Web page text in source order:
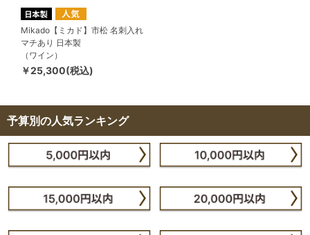
Mikado【ミカド】市松 名刺入れ
マチあり 日本製
（ワイン）
￥25,300(税込)
予算別の人気ランキング